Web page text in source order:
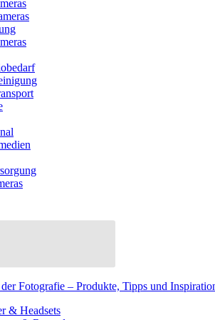
Fotografie – Produkte, Tipps und
& Headsets